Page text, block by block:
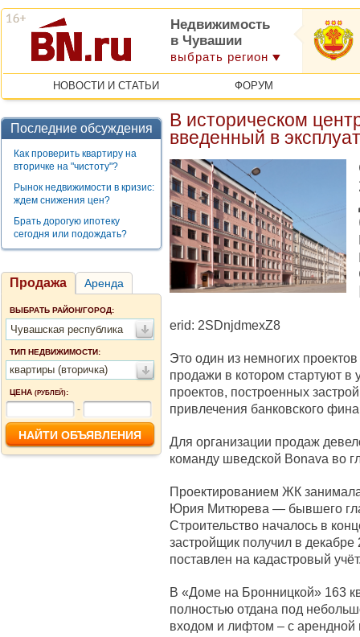
Недвижимость
в Чувашии
выбрать регион
НОВОСТИ И СТАТЬИ ФОРУМ
Последние обсуждения
Как проверить квартиру на
вторичке на "чистоту"?
Рынок недвижимости в кризис:
ждем снижения цен?
Брать дорогую ипотеку
сегодня или подождать?
Продажа Аренда
ВЫБРАТЬ РАЙОН/ГОРОД:
Чувашская республика
ТИП НЕДВИЖИМОСТИ:
квартиры (вторичка)
ЦЕНА (РУБЛЕЙ):
-
В историческом
введенный в
erid: 2SDnjdmexZ8
Это один из немногих
продажи в котором стартуют
проектов, построенных
привлечения банковского
Для организации продаж
команду шведской Bonava во
Проектированием ЖК
Юрия Митюрева — бывшего
Строительство началось в
застройщик получил в
поставлен на кадастровый
В «Доме на Бронницкой» 163
полностью отдана под
входом и лифтом – с